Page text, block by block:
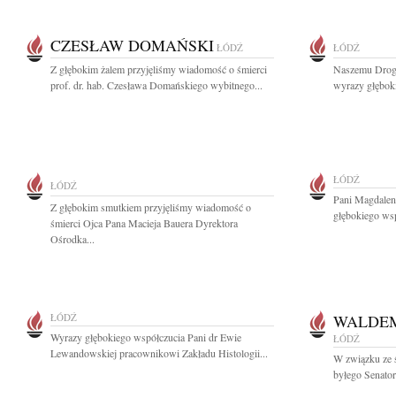
CZESŁAW DOMAŃSKI ŁÓDŹ
Z głębokim żalem przyjęliśmy wiadomość o śmierci
prof. dr. hab. Czesława Domańskiego wybitnego...
ŁÓDŹ
Naszemu
wyrazy
ŁÓDŹ
Z głębokim smutkiem przyjęliśmy wiadomość o
śmierci Ojca Pana Macieja Bauera Dyrektora
Ośrodka...
ŁÓDŹ
Pani
głębokiego
ŁÓDŹ
Wyrazy głębokiego współczucia Pani dr Ewie
Lewandowskiej pracownikowi Zakładu Histologii...
ŁÓDŹ
W związku ze
byłego